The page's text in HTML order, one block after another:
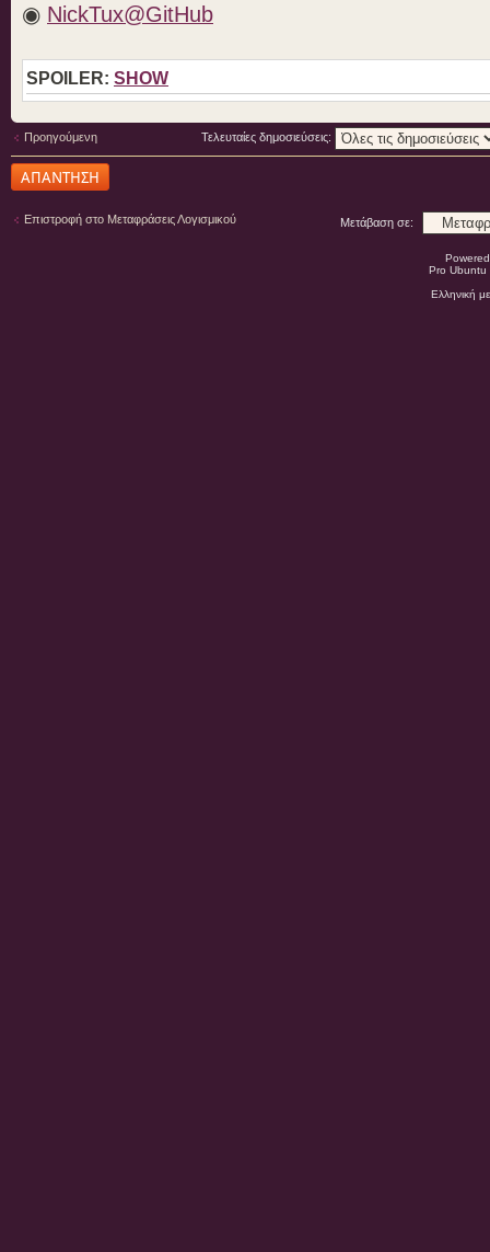
◉ NickTux@GitHub
SPOILER: SHOW
Προηγούμενη Τελευταίες δημοσιεύσεις:
Δημιουργία
απάντησης
Επιστροφή στο Μεταφράσεις Λογισμικού Μετάβαση σε:
Pro
Ελληνική